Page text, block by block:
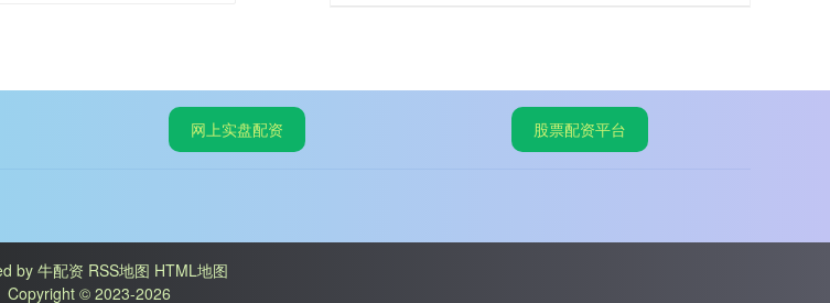
网上实盘配资 股票配资平台
by牛配资 RSS地图 HTML地图
Copyright © 2023-2026